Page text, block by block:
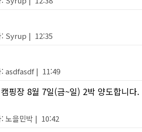
: Syrup | 12:35
asdfasdf | 11:49
핑장 8월 7일(금~일) 2박 양도합니다.
노을민박 | 10:42